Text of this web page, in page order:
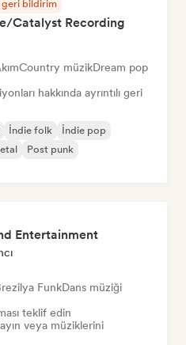
geri bildirim
Catalyst Recording
Country müzikDream pop
hakkında ayrıntılı geri
İndie folk
İndie pop
Post punk
Entertainment
FunkDans müziği
teklif edin
veya müziklerini